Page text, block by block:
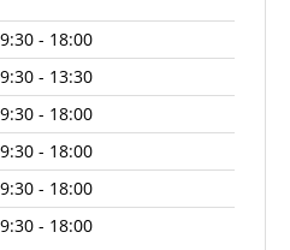
- 18:00
- 13:30
- 18:00
- 18:00
- 18:00
- 18:00